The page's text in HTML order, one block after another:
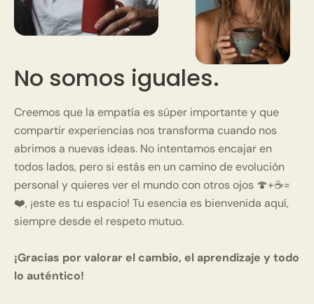
04/14/2025
Excelente café siempre pido el mismo
No somos iguales.
Creemos que la empatía es súper importante y que
compartir experiencias nos transforma cuando nos
abrimos a nuevas ideas. No intentamos encajar en
todos lados, pero si estás en un camino de evolución
personal y quieres ver el mundo con otros ojos 🍄+☕=
❤️, ¡este es tu espacio! Tu esencia es bienvenida aquí,
siempre desde el respeto mutuo.
¡Gracias por valorar el cambio, el aprendizaje y todo
lo auténtico!